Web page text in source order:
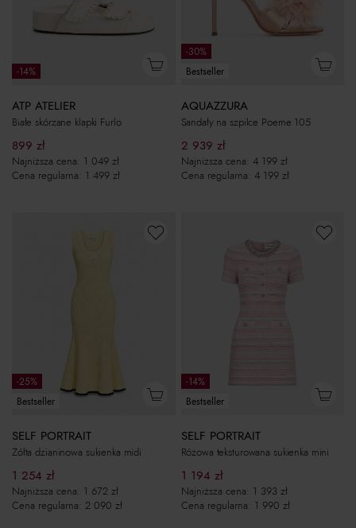
-14%
ATP ATELIER
Białe skórzane klapki Furlo
899 zł
Najniższa cena: 1 049 zł
Cena regularna: 1 499 zł
-30%
Bestseller
AQUAZZURA
Sandały na szpilce Poeme 105
2 939 zł
Najniższa cena: 4 199 zł
Cena regularna: 4 199 zł
-25%
Bestseller
SELF PORTRAIT
Żółta dzianinowa sukienka midi
1 254 zł
Najniższa cena: 1 672 zł
Cena regularna: 2 090 zł
-14%
Bestseller
SELF PORTRAIT
Różowa teksturowana sukienka mini
1 194 zł
Najniższa cena: 1 393 zł
Cena regularna: 1 990 zł